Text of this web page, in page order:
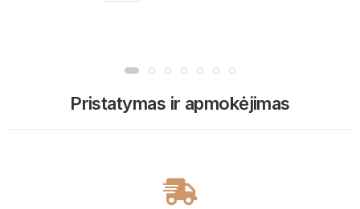
Pristatymas ir apmokėjimas